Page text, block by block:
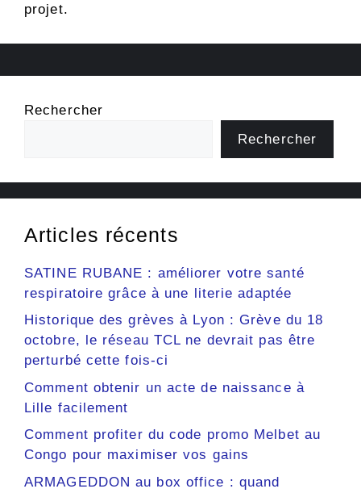
projet.
Rechercher
Rechercher
Articles récents
SATINE RUBANE : améliorer votre santé
respiratoire grâce à une literie adaptée
Historique des grèves à Lyon : Grève du 18
octobre, le réseau TCL ne devrait pas être
perturbé cette fois-ci
Comment obtenir un acte de naissance à
Lille facilement
Comment profiter du code promo Melbet au
Congo pour maximiser vos gains
ARMAGEDDON au box office : quand